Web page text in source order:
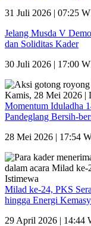
31 Juli 2026 | 07:25
Jelang Musda V
dan Soliditas Kader
30 Juli 2026 | 17:00
Momentum Iduladha
Pandeglang Bersih-
28 Mei 2026 | 17:54
Milad ke-24, PKS
hingga Energi
29 April 2026 | 14:44